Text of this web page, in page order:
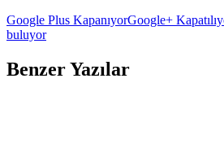
Google Plus KapanıyorGoogle+
buluyor
Benzer Yazılar